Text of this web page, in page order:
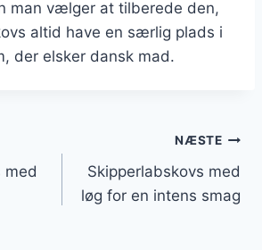
man vælger at tilberede den,
altid have en særlig plads i
der elsker dansk mad.
med
NÆSTE
Skipperlabskovs med
løg for en intens smag